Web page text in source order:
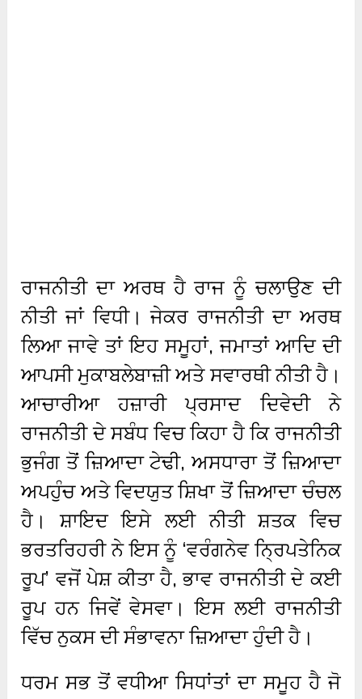
ਰਾਜਨੀਤੀ ਦਾ ਅਰਥ ਹੈ ਰਾਜ ਨੂੰ ਚਲਾਉਣ ਦੀ
ਨੀਤੀ ਜਾਂ ਵਿਧੀ। ਜੇਕਰ ਰਾਜਨੀਤੀ ਦਾ ਅਰਥ
ਲਿਆ ਜਾਵੇ ਤਾਂ ਇਹ ਸਮੂਹਾਂ, ਜਮਾਤਾਂ ਆਦਿ ਦੀ
ਆਪਸੀ ਮੁਕਾਬਲੇਬਾਜ਼ੀ ਅਤੇ ਸਵਾਰਥੀ ਨੀਤੀ ਹੈ।
ਆਚਾਰੀਆ ਹਜ਼ਾਰੀ ਪ੍ਰਸਾਦ ਦਿਵੇਦੀ ਨੇ
ਰਾਜਨੀਤੀ ਦੇ ਸਬੰਧ ਵਿਚ ਕਿਹਾ ਹੈ ਕਿ ਰਾਜਨੀਤੀ
ਭੁਜੰਗ ਤੋਂ ਜ਼ਿਆਦਾ ਟੇਢੀ, ਅਸਧਾਰਾ ਤੋਂ ਜ਼ਿਆਦਾ
ਅਪਹੁੰਚ ਅਤੇ ਵਿਦਯੁਤ ਸ਼ਿਖਾ ਤੋਂ ਜ਼ਿਆਦਾ ਚੰਚਲ
ਹੈ। ਸ਼ਾਇਦ ਇਸੇ ਲਈ ਨੀਤੀ ਸ਼ਤਕ ਵਿਚ
ਭਰਤਰਿਹਰੀ ਨੇ ਇਸ ਨੂੰ ‘ਵਰੰਗਨੇਵ ਨ੍ਰਿਪਤੇਨਿਕ
ਰੂਪ’ ਵਜੋਂ ਪੇਸ਼ ਕੀਤਾ ਹੈ, ਭਾਵ ਰਾਜਨੀਤੀ ਦੇ ਕਈ
ਰੂਪ ਹਨ ਜਿਵੇਂ ਵੇਸਵਾ। ਇਸ ਲਈ ਰਾਜਨੀਤੀ
ਵਿੱਚ ਨੁਕਸ ਦੀ ਸੰਭਾਵਨਾ ਜ਼ਿਆਦਾ ਹੁੰਦੀ ਹੈ।
ਧਰਮ ਸਭ ਤੋਂ ਵਧੀਆ ਸਿਧਾਂਤਾਂ ਦਾ ਸਮੂਹ ਹੈ ਜੋ